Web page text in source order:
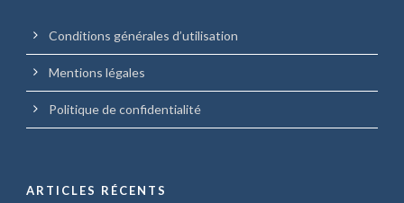
Conditions générales d’utilisation
Mentions légales
Politique de confidentialité
ARTICLES RÉCENTS